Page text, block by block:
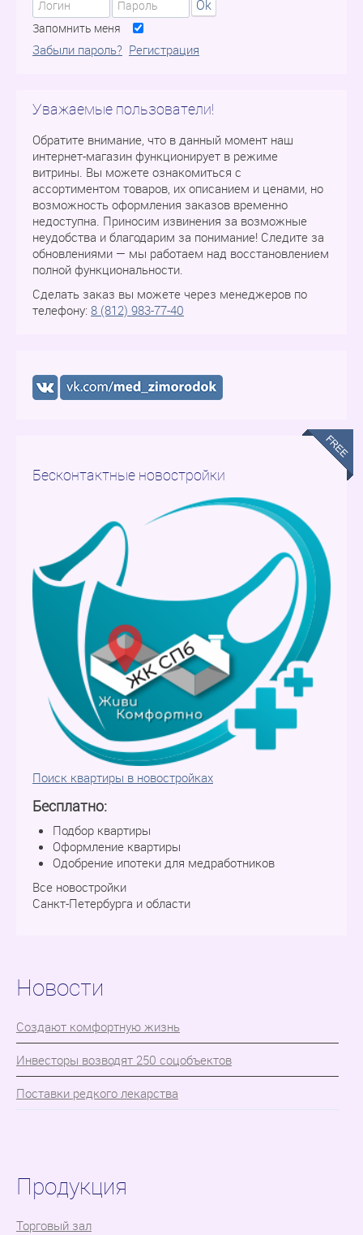
Ok
Запомнить меня
Забыли пароль? Регистрация
Уважаемые пользователи!
Обратите внимание, что в данный момент наш
интернет-магазин функционирует в режиме
витрины. Вы можете ознакомиться с
ассортиментом товаров, их описанием и ценами, но
возможность оформления заказов временно
недоступна. Приносим извинения за возможные
неудобства и благодарим за понимание! Следите за
обновлениями — мы работаем над восстановлением
полной функциональности.
Сделать заказ вы можете через менеджеров по
телефону: 8 (812) 983-77-40
Бесконтактные новостройки
Поиск квартиры в новостройках
Бесплатно:
Подбор квартиры
Оформление квартиры
Одобрение ипотеки для медработников
Все новостройки
Санкт-Петербурга и области
Новости
Cоздают комфортную жизнь
Инвесторы возводят 250 соцобъектов
Поставки редкого лекарства
Продукция
Торговый зал